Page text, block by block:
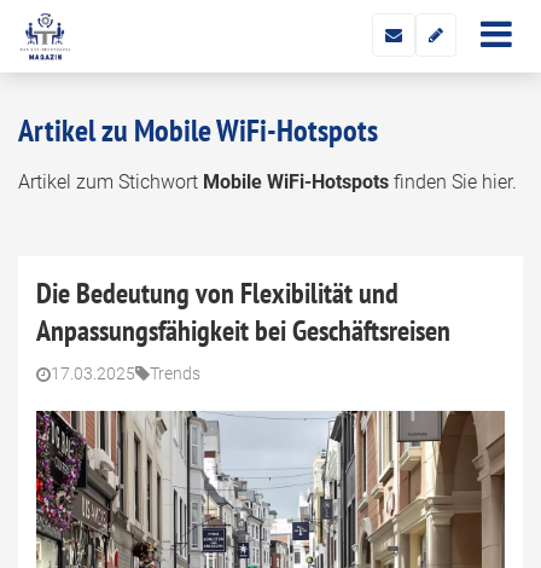
Artikel zu Mobile WiFi-Hotspots
Artikel zum Stichwort Mobile WiFi-Hotspots finden Sie hier.
Die Bedeutung von Flexibilität und
Anpassungsfähigkeit bei Geschäftsreisen
17.03.2025 Trends